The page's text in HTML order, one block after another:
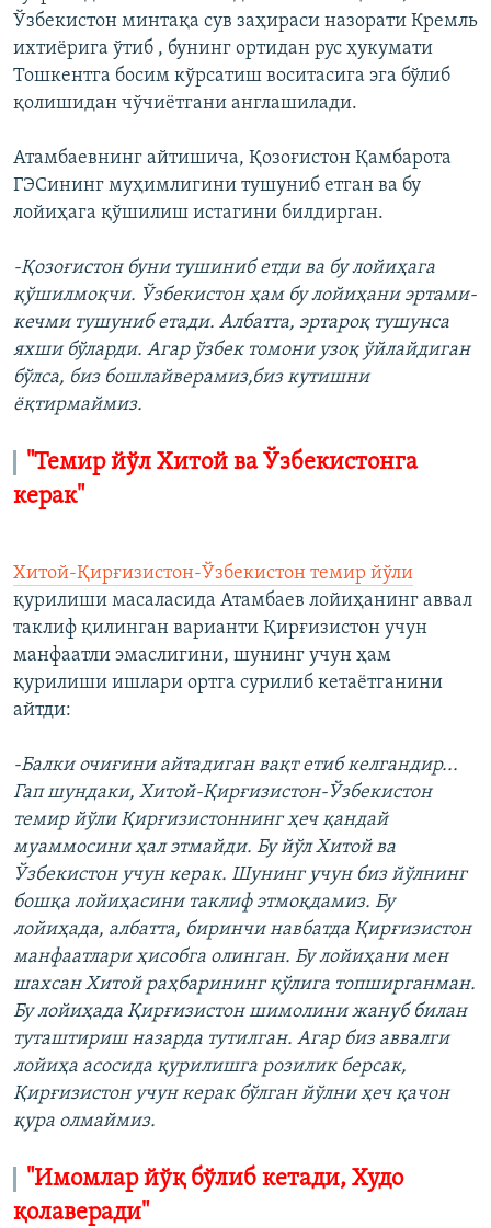
Ўзбекистон минтақа сув заҳираси назорати Кремль
ихтиёрига ўтиб , бунинг ортидан рус ҳукумати
Тошкентга босим кўрсатиш воситасига эга бўлиб
қолишидан чўчиётгани англашилади.
Атамбаевнинг айтишича, Қозоғистон Қамбарота
ГЭСининг муҳимлигини тушуниб етган ва бу
лойиҳага қўшилиш истагини билдирган.
-Қозоғистон буни тушиниб етди ва бу лойиҳага
қўшилмоқчи. Ўзбекистон ҳам бу лойиҳани эртами-
кечми тушуниб етади. Албатта, эртароқ тушунса
яхши бўларди. Агар ўзбек томони узоқ ўйлайдиган
бўлса, биз бошлайверамиз,биз кутишни
ёқтирмаймиз.
"Темир йўл Хитой ва Ўзбекистонга
керак"
Хитой-Қирғизистон-Ўзбекистон темир йўли
қурилиши масаласида Атамбаев лойиҳанинг аввал
таклиф қилинган варианти Қирғизистон учун
манфаатли эмаслигини, шунинг учун ҳам
қурилиши ишлари ортга сурилиб кетаётганини
айтди:
-Балки очиғини айтадиган вақт етиб келгандир...
Гап шундаки, Хитой-Қирғизистон-Ўзбекистон
темир йўли Қирғизистоннинг ҳеч қандай
муаммосини ҳал этмайди. Бу йўл Хитой ва
Ўзбекистон учун керак. Шунинг учун биз йўлнинг
бошқа лойиҳасини таклиф этмоқдамиз. Бу
лойиҳада, албатта, биринчи навбатда Қирғизистон
манфаатлари ҳисобга олинган. Бу лойиҳани мен
шахсан Хитой раҳбарининг қўлига топширганман.
Бу лойиҳада Қирғизистон шимолини жануб билан
туташтириш назарда тутилган. Агар биз аввалги
лойиҳа асосида қурилишга розилик берсак,
Қирғизистон учун керак бўлган йўлни ҳеч қачон
қура олмаймиз.
"Имомлар йўқ бўлиб кетади, Худо
қолаверади"